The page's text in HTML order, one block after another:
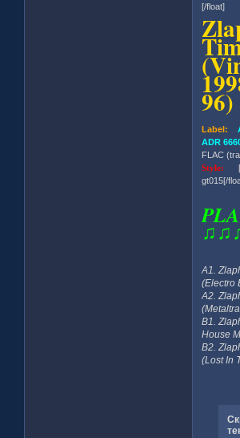
[/float]
96)
Label:
ADR
FLAC
Style:
gt015[/
A1.
(Electro
A2.
B1.
House
B2.
(Lost In